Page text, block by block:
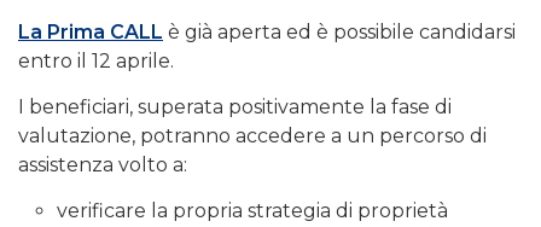
La Prima CALL è già aperta ed è possibile candidarsi
entro il 12 aprile.
I beneficiari, superata positivamente la fase di
valutazione, potranno accedere a un percorso di
assistenza volto a:
verificare la propria strategia di proprietà